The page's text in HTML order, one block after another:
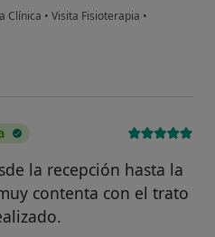
Clínica • Visita Fisioterapia •
la recepción hasta la
contenta con el trato